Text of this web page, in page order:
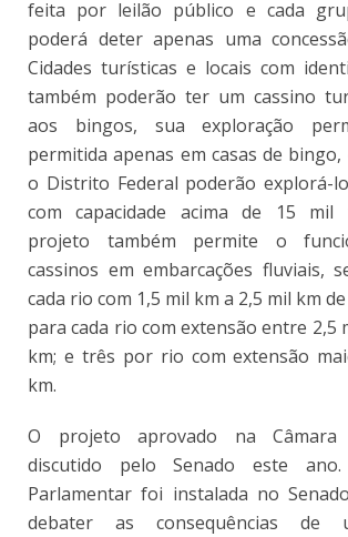
feita por leilão público e cada
poderá deter apenas uma
Cidades turísticas e locais com
também poderão ter um cassino
aos bingos, sua exploração
permitida apenas em casas de
o Distrito Federal poderão explorá-
com capacidade acima de 15 mil
projeto também permite o
cassinos em embarcações fluviais,
cada rio com 1,5 mil km a 2,5 mil km
para cada rio com extensão entre 2,5
km; e três por rio com extensão
km.
O projeto aprovado na Câmara
discutido pelo Senado este
Parlamentar foi instalada no
debater as consequências de